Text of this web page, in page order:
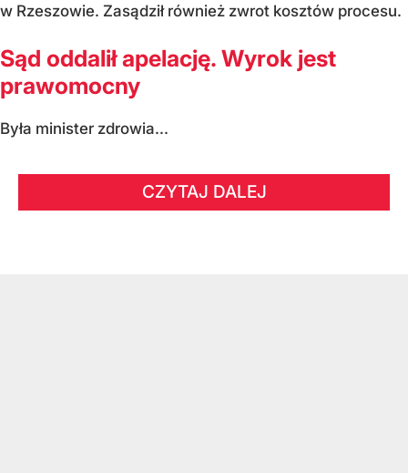
w Rzeszowie. Zasądził również zwrot kosztów procesu.
Sąd oddalił apelację. Wyrok jest
prawomocny
Była minister zdrowia...
CZYTAJ DALEJ